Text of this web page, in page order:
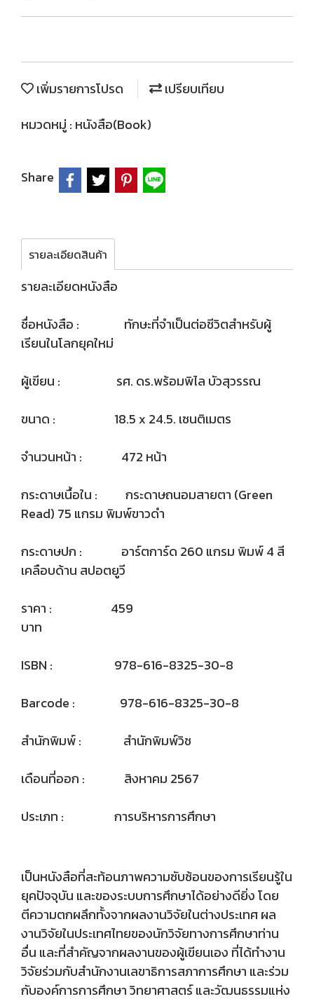
เพิ่มรายการโปรด
เปรียบเทียบ
หมวดหมู่ : หนังสือ(Book)
Share
รายละเอียดสินค้า
รายละเอียดหนังสือ
ชื่อหนังสือ : ทักษะที่จำเป็นต่อชีวิตสำหรับผู้
เรียนในโลกยุคใหม่
ผู้เขียน : รศ. ดร.พร้อมพิไล บัวสุวรรณ
ขนาด : 18.5 x 24.5. เซนติเมตร
จำนวนหน้า : 472 หน้า
กระดาษเนื้อใน : กระดาษถนอมสายตา (Green
Read) 75 แกรม พิมพ์ขาวดำ
กระดาษปก : อาร์ตการ์ด 260 แกรม พิมพ์ 4 สี
เคลือบด้าน สปอตยูวี
ราคา : 459
บาท
ISBN : 978-616-8325-30-8
Barcode : 978-616-8325-30-8
สำนักพิมพ์ : สำนักพิมพ์วิช
เดือนที่ออก : สิงหาคม 2567
ประเภท : การบริหารการศึกษา
เป็นหนังสือที่สะท้อนภาพความซับซ้อนของการเรียนรู้ใน
ยุคปัจจุบัน และของระบบการศึกษาได้อย่างดียิ่ง โดย
ตีความตกผลึกทั้งจากผลงานวิจัยในต่างประเทศ ผล
งานวิจัยในประเทศไทยของนักวิจัยทางการศึกษาท่าน
อื่น และที่สำคัญจากผลงานของผู้เขียนเอง ที่ได้ทำงาน
วิจัยร่วมกับสำนักงานเลขาธิการสภาการศึกษา และร่วม
กับองค์การการศึกษา วิทยาศาสตร์ และวัฒนธรรมแห่ง